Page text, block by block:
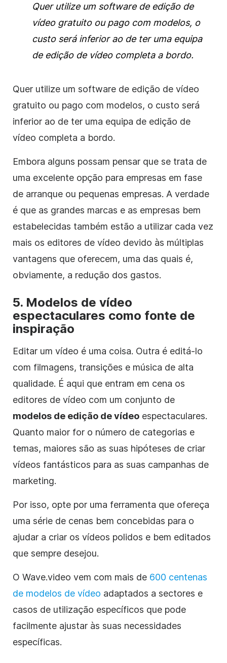
Quer utilize um software de edição de
vídeo gratuito ou pago com modelos, o
custo será inferior ao de ter uma equipa
de edição de vídeo completa a bordo.
Quer utilize um software de edição de vídeo
gratuito ou pago com modelos, o custo será
inferior ao de ter uma equipa de edição de
vídeo completa a bordo.
Embora alguns possam pensar que se trata de
uma excelente opção para empresas em fase
de arranque ou pequenas empresas. A verdade
é que as grandes marcas e as empresas bem
estabelecidas também estão a utilizar cada vez
mais os editores de vídeo devido às múltiplas
vantagens que oferecem, uma das quais é,
obviamente, a redução dos gastos.
5. Modelos de vídeo
espectaculares como fonte de
inspiração
Editar um vídeo é uma coisa. Outra é editá-lo
com filmagens, transições e música de alta
qualidade. É aqui que entram em cena os
editores de vídeo com um conjunto de
modelos de edição de vídeo espectaculares.
Quanto maior for o número de categorias e
temas, maiores são as suas hipóteses de criar
vídeos fantásticos para as suas campanhas de
marketing.
Por isso, opte por uma ferramenta que ofereça
uma série de cenas bem concebidas para o
ajudar a criar os vídeos polidos e bem editados
que sempre desejou.
O Wave.video vem com mais de 600 centenas
de modelos de vídeo adaptados a sectores e
casos de utilização específicos que pode
facilmente ajustar às suas necessidades
específicas.